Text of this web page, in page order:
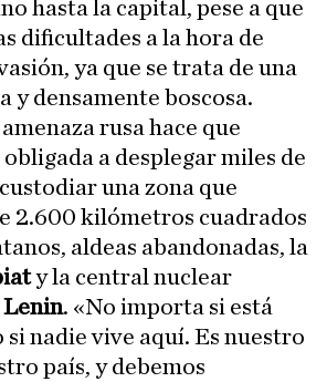
hasta la capital, pese a que
dificultades a la hora de
ya que se trata de una
y densamente boscosa.
rusa hace que
a desplegar miles de
una zona que
2.600 kilómetros cuadrados
aldeas abandonadas, la
y la central nuclear
. «No importa si está
nadie vive aquí. Es nuestro
país, y debemos